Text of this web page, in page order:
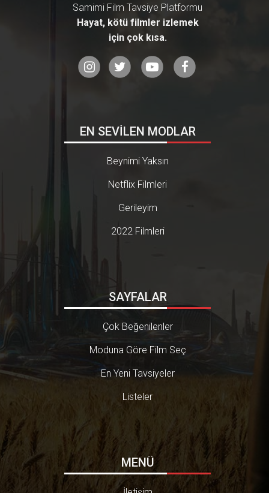
Samimi Film Tavsiye Platformu
Hayat, kötü filmler izlemek
için çok kısa.
EN SEVİLEN MODLAR
Beynimi Yaksın
Netflix Filmleri
Gerileyim
2022 Filmleri
SAYFALAR
Çok Beğenilenler
Moduna Göre Film Seç
En Yeni Tavsiyeler
Listeler
MENÜ